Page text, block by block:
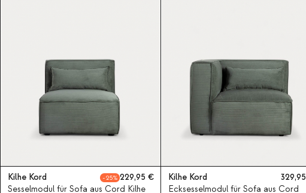
Kilhe Kord 25
229,95
Sesselmodul für Sofa aus Cord Kilhe
Kilhe Kord
329,95
Ecksesselmodul für Sofa aus Cord